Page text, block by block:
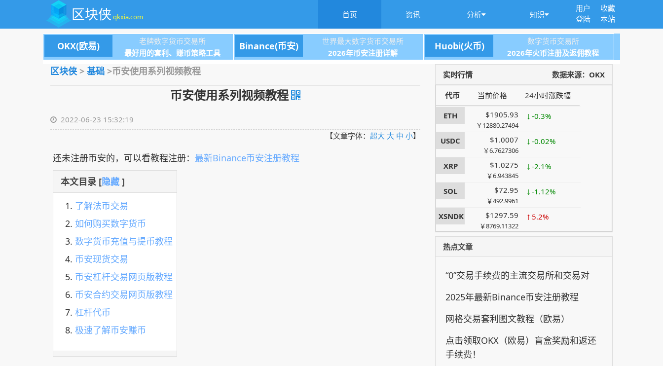
区块侠 qkxia.com 首页 资讯 分析 知识
用户
登陆
收藏
本站
老牌数字货币交易所
OKX(欧易)
最好用的套利、赚币策略工具
世界最大数字货币交易所
Binance(币安)
2026年币安注册详解
数字货币交易所
Huobi(火币)
2026年火币注册及返佣教程
区块侠 > 基础 >币安使用系列视频教程
币安使用系列视频教程
2022-06-23 15:32:19
【文章字体： 超大 大 中 小】
还未注册币安的，可以看教程注册： 最新Binance币安注册教程
本文目录 [隐藏 ]
了解法币交易
如何购买数字货币
数字货币充值与提币教程
币安现货交易
币安杠杆交易网页版教程
币安合约交易网页版教程
杠杆代币
极速了解币安赚币
实时行情 数据来源： OKX
代币 当前价格 24小时涨跌幅
GRVT $0.29342 ↑3.56%
BTC $64415.1
￥435317.2458
↓ -0.63%
ETH $1905.93
￥12880.27494
↓ -0.3%
USDC $1.0007
￥6.7627306
↓ -0.02%
XRP $1.0275
￥6.943845
↓ -2.1%
SOL $72.95
￥492.9961
↓ -1.12%
XSNDK $1297.59
￥8769.11322
↑ 5.2%
AEON $0.05711 ↓
￥0.46859972
￥1.368495
↑7.26%
XMU $897.59
￥6065.91322
↑4.16%
XSPCX $115.76 ↑ 4.09%
热点文章
“0”交易手续费的主流交易所和交易对
2025年最新Binance币安注册教程
网格交易套利图文教程（欧易）
点击领取OKX（欧易）盲盒奖励和返还
手续费！